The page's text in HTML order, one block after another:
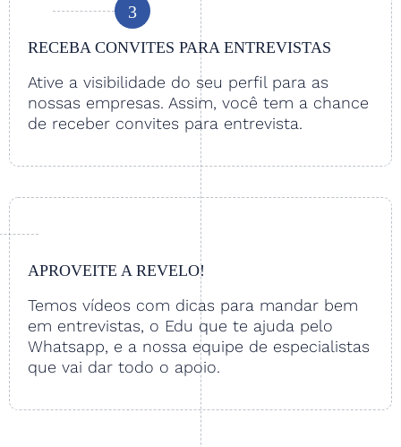
3
RECEBA CONVITES PARA ENTREVISTAS
Ative a visibilidade do seu perfil para as
nossas empresas. Assim, você tem a chance
de receber convites para entrevista.
APROVEITE A REVELO!
Temos vídeos com dicas para mandar bem
em entrevistas, o Edu que te ajuda pelo
Whatsapp, e a nossa equipe de especialistas
que vai dar todo o apoio.